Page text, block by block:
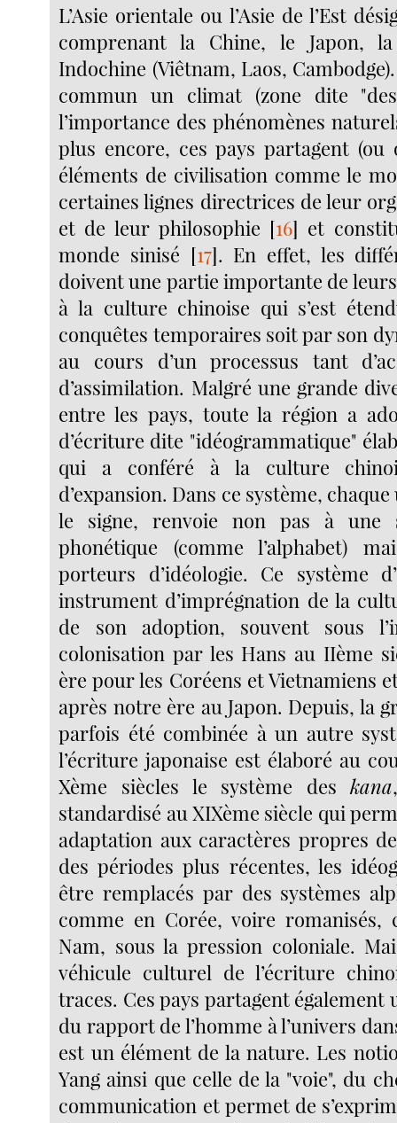
L’Asie orientale ou l’Asie de l’Est
comprenant la Chine, le Japon,
Indochine (Viêtnam, Laos,
commun un climat (zone dite
l’importance des phénomènes
plus encore, ces pays partagent (ou
éléments de civilisation comme le
certaines lignes directrices de leur
et de leur philosophie [16] et
monde sinisé [17]. En effet, les
doivent une partie importante de
à la culture chinoise qui s’est
conquêtes temporaires soit par son
au cours d’un processus tant
d’assimilation. Malgré une grande
entre les pays, toute la région a
d’écriture dite "idéogrammatique"
qui a conféré à la culture
d’expansion. Dans ce système,
le signe, renvoie non pas à une
phonétique (comme l’alphabet)
porteurs d’idéologie. Ce système
instrument d’imprégnation de la
de son adoption, souvent sous
colonisation par les Hans au IIème
ère pour les Coréens et Vietnamiens
après notre ère au Japon. Depuis, la
parfois été combinée à un autre
l’écriture japonaise est élaboré au
Xème siècles le système deskana
standardisé au XIXème siècle qui
adaptation aux caractères propres
des périodes plus récentes, les
être remplacés par des systèmes
comme en Corée, voire romanisés,
Nam, sous la pression coloniale.
véhicule culturel de l’écriture
traces. Ces pays partagent également
du rapport de l’homme à l’univers
est un élément de la nature. Les
Yang ainsi que celle de la "voie", du
communication et permet de